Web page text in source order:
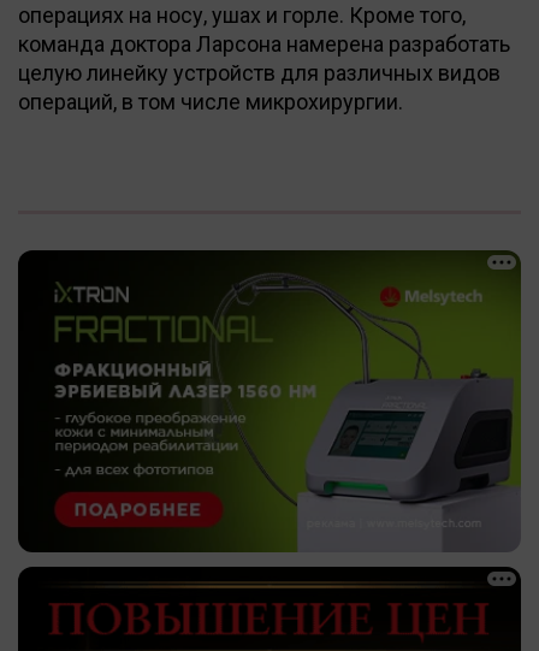
операциях на носу, ушах и горле. Кроме того,
команда доктора Ларсона намерена разработать
целую линейку устройств для различных видов
операций, в том числе микрохирургии.